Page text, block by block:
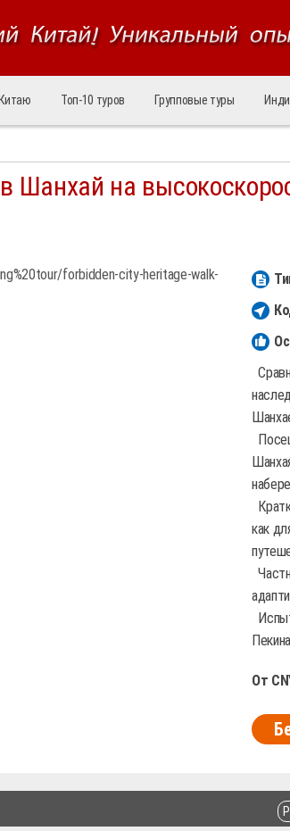
Топ‑10 туров Групповые туры
Шанхай на
как
От